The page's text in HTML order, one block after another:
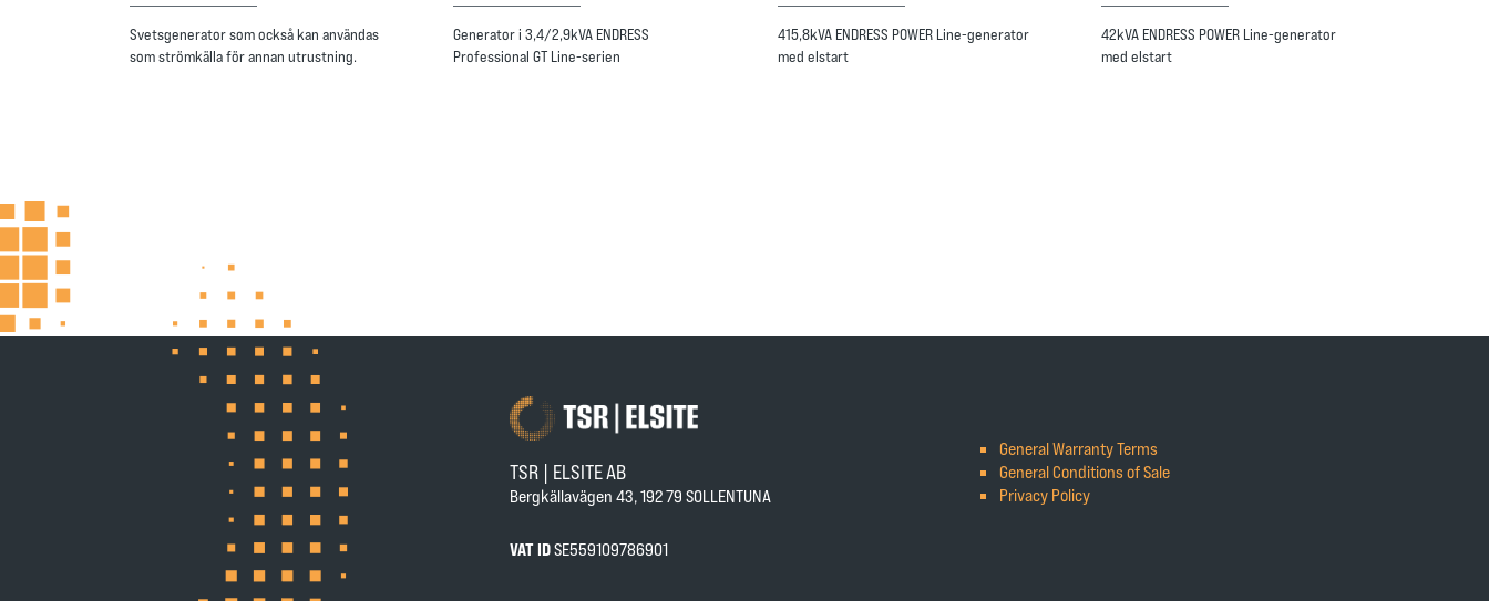
Svetsgenerator som också kan användas
som strömkälla för annan utrustning.
Generator i 3,4/2,9kVA ENDRESS
Professional GT Line-serien
415,8kVA ENDRESS POWER Line-generator
med elstart
42kVA ENDRESS POWER Line-generator
med elstart
TSR | ELSITE AB
Bergkällavägen 43, 192 79 SOLLENTUNA
VAT IDSE559109786901
General Warranty Terms
General Conditions of Sale
Privacy Policy